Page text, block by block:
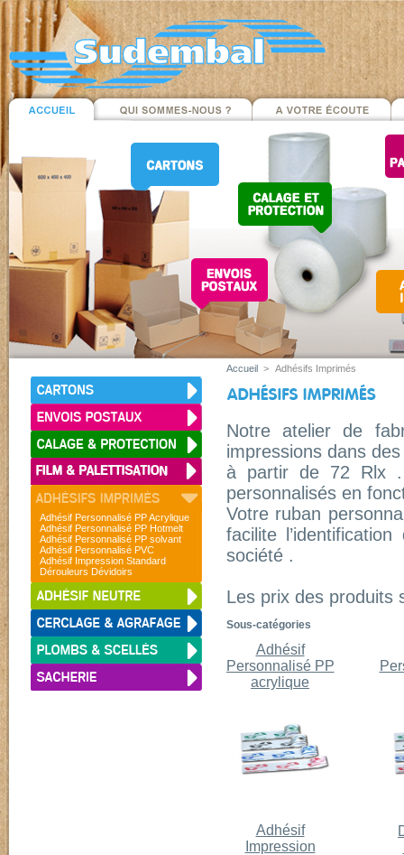
Adhésif Personnalisé PP Acrylique
Adhésif Personnalisé PP Hotmelt
Adhésif Personnalisé PP solvant
Adhésif Personnalisé PVC
Adhésif Impression Standard
Dérouleurs Dévidoirs
Accueil > Adhésifs Imprimés
Notre atelier de
impressions dans
à partir de 72 Rlx .
personnalisés en
Votre ruban
facilite
société .
Les prix des produits
Sous-catégories
Adhésif
Personnalisé PP
acrylique
Adhésif
Impression